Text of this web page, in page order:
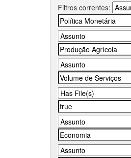
Filtros correntes: